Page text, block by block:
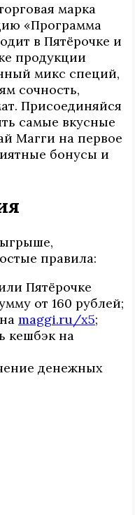
марка
«Программа
в Пятёрочке и
продукции
микс специй,
сочность,
Присоединяйся
самые вкусные
Магги на первое
бонусы и
правила:
Пятёрочке
от 160 рублей;
maggi.ru/x5;
кешбэк на
денежных